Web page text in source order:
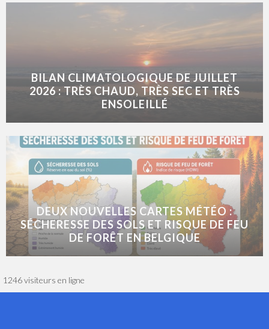
BILAN CLIMATOLOGIQUE DE JUILLET
2026 : TRÈS CHAUD, TRÈS SEC ET TRÈS
ENSOLEILLÉ
DEUX NOUVELLES CARTES MÉTÉO :
SÉCHERESSE DES SOLS ET RISQUE DE FEU
DE FORÊT EN BELGIQUE
1246 visiteurs en ligne